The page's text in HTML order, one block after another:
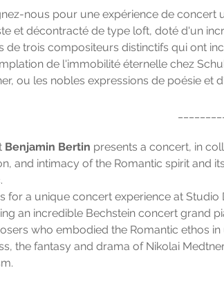
nous pour une expérience de
et décontracté de type loft, doté d'un
de trois compositeurs distinctifs qui ont
de l'immobilité éternelle chez
ou les nobles expressions de poésie et
Benjamin Bertin presents a concert, in
and intimacy of the Romantic spirit and
for a unique concert experience at
an incredible Bechstein concert grand
who embodied the Romantic ethos
the fantasy and drama of Nikolai